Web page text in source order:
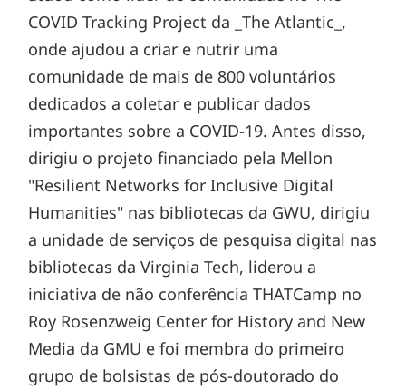
COVID Tracking Project da _The Atlantic_,
onde ajudou a criar e nutrir uma
comunidade de mais de 800 voluntários
dedicados a coletar e publicar dados
importantes sobre a COVID-19. Antes disso,
dirigiu o projeto financiado pela Mellon
"Resilient Networks for Inclusive Digital
Humanities" nas bibliotecas da GWU, dirigiu
a unidade de serviços de pesquisa digital nas
bibliotecas da Virginia Tech, liderou a
iniciativa de não conferência THATCamp no
Roy Rosenzweig Center for History and New
Media da GMU e foi membra do primeiro
grupo de bolsistas de pós-doutorado do